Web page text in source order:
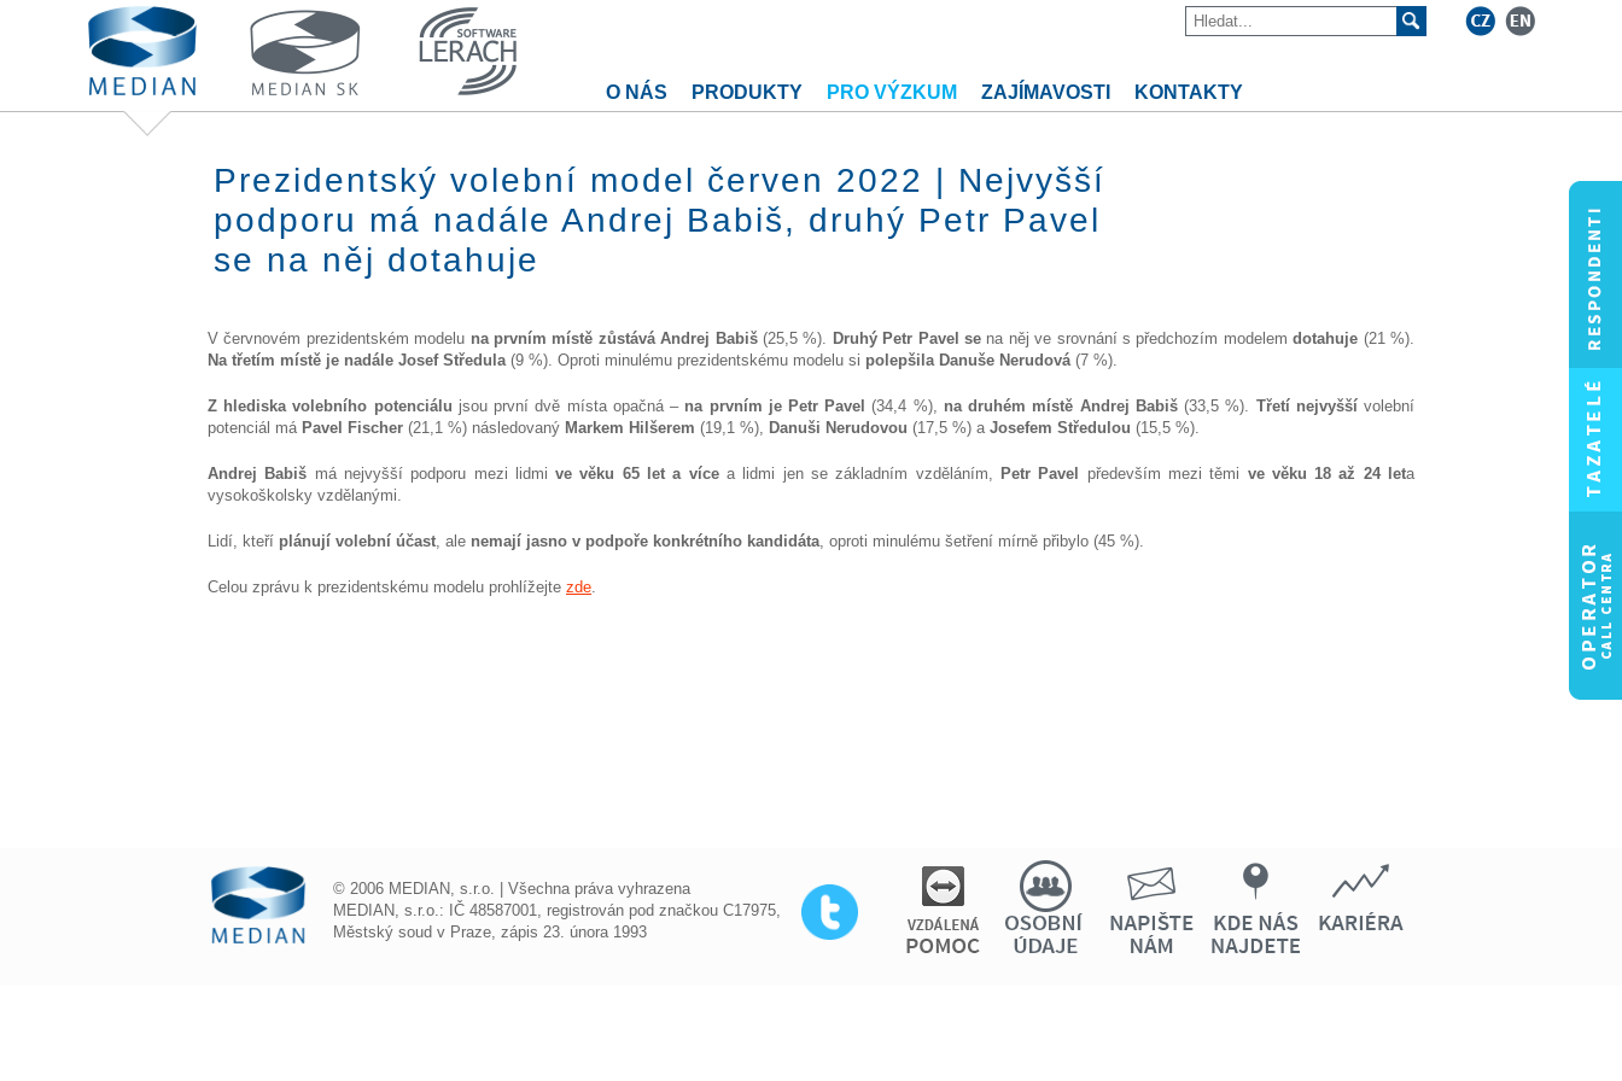
O NÁS PRODUKTY PRO VÝZKUM ZAJÍMAVOSTI KONTAKTY
Prezidentský volební model červen 2022 | Nejvyšší
podporu má nadále Andrej Babiš, druhý Petr Pavel
se na něj dotahuje
V červnovém prezidentském modelu na prvním místě zůstává Andrej Babiš(25,5 %). Druhý Petr Pavel se na něj ve srovnání s předchozím modelemdotahuje (21 %).
Na třetím místě je nadále Josef Středula (9 %). Oproti minulému prezidentskému modelu si polepšila Danuše Nerudová (7 %).
Z hlediska volebního potenciálu jsou první dvě místa opačná – na prvním je Petr Pavel(34,4 %), na druhém místě Andrej Babiš(33,5 %). Třetí nejvyšší volební
potenciál má Pavel Fischer (21,1 %) následovaný Markem Hilšerem (19,1 %), Danuši Nerudovou (17,5 %) a Josefem Středulou (15,5 %).
Andrej Babiš má nejvyšší podporu mezi lidmive věku 65 let a vícea lidmi jen se základním vzděláním, Petr Pavel především mezi těmi ve věku 18 až 24 leta
vysokoškolsky vzdělanými.
Lidí, kteří plánují volební účast, ale nemají jasno v podpoře konkrétního kandidáta, oproti minulému šetření mírně přibylo (45 %).
Celou zprávu k prezidentskému modelu prohlížejte zde.
© 2006 MEDIAN, s.r.o. | Všechna práva vyhrazena
MEDIAN, s.r.o.: IČ 48587001, registrován pod značkou C17975,
Městský soud v Praze, zápis 23. února 1993